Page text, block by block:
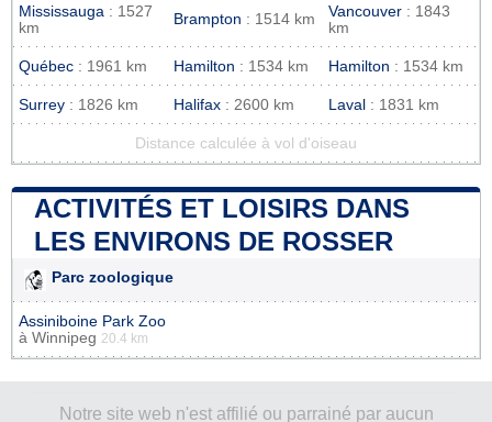
Mississauga : 1527
km
Brampton : 1514 km Vancouver : 1843
km
Québec : 1961 km Hamilton : 1534 km Hamilton : 1534 km
Surrey : 1826 km Halifax : 2600 km Laval : 1831 km
Distance calculée à vol d'oiseau
ACTIVITÉS ET LOISIRS DANS
LES ENVIRONS DE ROSSER
Parc zoologique
Assiniboine Park Zoo
à Winnipeg 20.4 km
Notre site web n'est affilié ou parrainé par aucun